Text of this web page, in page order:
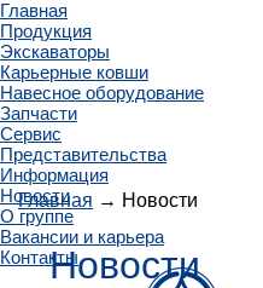
Главная
Продукция
Экскаваторы
Карьерные ковши
Навесное оборудование
Запчасти
Сервис
Представительства
Информация
Новости
О группе
Вакансии и карьера
Контакты
Главная → Новости
Новости